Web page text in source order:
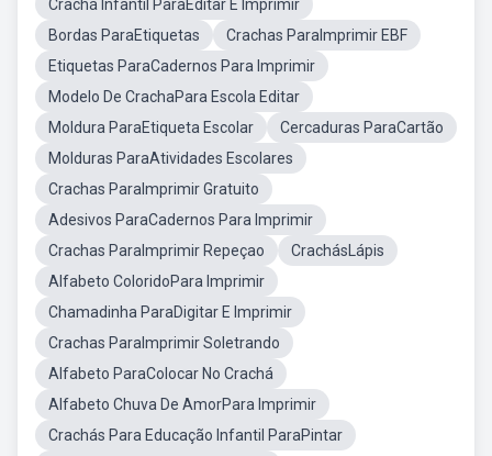
Crachá Infantil ParaEditar E Imprimir
Bordas ParaEtiquetas
Crachas ParaImprimir EBF
Etiquetas ParaCadernos Para Imprimir
Modelo De CrachaPara Escola Editar
Moldura ParaEtiqueta Escolar
Cercaduras ParaCartão
Molduras ParaAtividades Escolares
Crachas ParaImprimir Gratuito
Adesivos ParaCadernos Para Imprimir
Crachas ParaImprimir Repeçao
CrachásLápis
Alfabeto ColoridoPara Imprimir
Chamadinha ParaDigitar E Imprimir
Crachas ParaImprimir Soletrando
Alfabeto ParaColocar No Crachá
Alfabeto Chuva De AmorPara Imprimir
Crachás Para Educação Infantil ParaPintar